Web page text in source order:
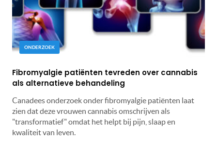
ONDERZOEK
Fibromyalgie patiënten tevreden over cannabis
als alternatieve behandeling
Canadees onderzoek onder fibromyalgie patiënten laat
zien dat deze vrouwen cannabis omschrijven als
"transformatief" omdat het helpt bij pijn, slaap en
kwaliteit van leven.